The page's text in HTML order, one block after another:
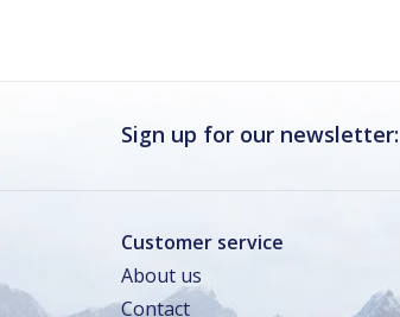
Sign up for our newsletter:
Customer service
About us
Contact
Gesloten
TOT 16 AUG Zomervakantie